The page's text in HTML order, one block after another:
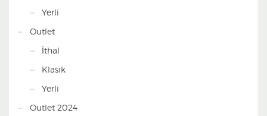
Yerli
Outlet
İthal
Klasik
Yerli
Outlet 2024